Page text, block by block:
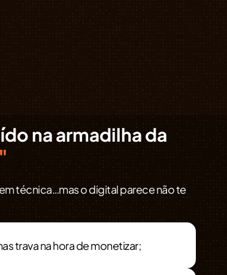
na armadilha da
técnica…mas o digital parece não te
trava na hora de monetizar;